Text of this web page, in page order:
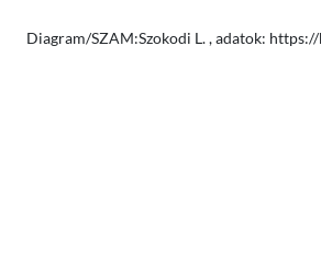
Diagram/SZAM:Szokodi L. , adatok: